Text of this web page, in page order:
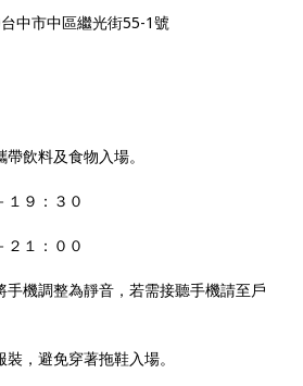
台中市中區繼光街55-1號
飲料及食物入場。
１９：３０
２１：００
手機調整為靜音，若需接聽手機請至戶
，避免穿著拖鞋入場。